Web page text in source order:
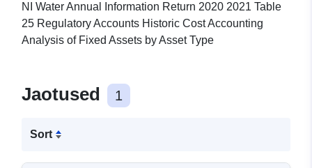
NI Water Annual Information Return 2020 2021 Table
25 Regulatory Accounts Historic Cost Accounting
Analysis of Fixed Assets by Asset Type
Jaotused 1
Sort